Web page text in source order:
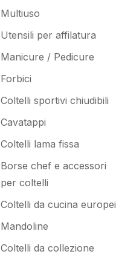
Multiuso
Utensili per affilatura
Manicure / Pedicure
Forbici
Coltelli sportivi chiudibili
Cavatappi
Coltelli lama fissa
Borse chef e accessori
per coltelli
Coltelli da cucina europei
Mandoline
Coltelli da collezione